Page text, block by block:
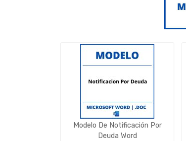
Modelo De Notificación Por
Deuda Word